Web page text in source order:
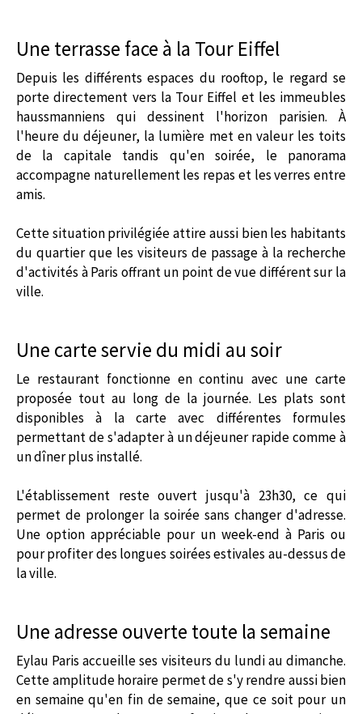
Une terrasse face à la Tour Eiffel
Depuis les différents espaces du rooftop, le regard se
porte directement vers la Tour Eiffel et les immeubles
haussmanniens qui dessinent l'horizon parisien. À
l'heure du déjeuner, la lumière met en valeur les toits
de la capitale tandis qu'en soirée, le panorama
accompagne naturellement les repas et les verres entre
amis.
Cette situation privilégiée attire aussi bien les habitants
du quartier que les visiteurs de passage à la recherche
d'activités à Paris offrant un point de vue différent sur la
ville.
Une carte servie du midi au soir
Le restaurant fonctionne en continu avec une carte
proposée tout au long de la journée. Les plats sont
disponibles à la carte avec différentes formules
permettant de s'adapter à un déjeuner rapide comme à
un dîner plus installé.
L'établissement reste ouvert jusqu'à 23h30, ce qui
permet de prolonger la soirée sans changer d'adresse.
Une option appréciable pour un week-end à Paris ou
pour profiter des longues soirées estivales au-dessus de
la ville.
Une adresse ouverte toute la semaine
Eylau Paris accueille ses visiteurs du lundi au dimanche.
Cette amplitude horaire permet de s'y rendre aussi bien
en semaine qu'en fin de semaine, que ce soit pour un